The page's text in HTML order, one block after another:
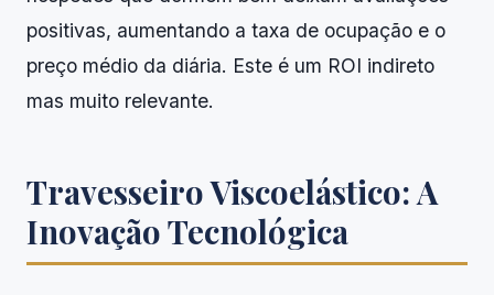
positivas, aumentando a taxa de ocupação e o
preço médio da diária. Este é um ROI indireto
mas muito relevante.
Travesseiro Viscoelástico: A
Inovação Tecnológica